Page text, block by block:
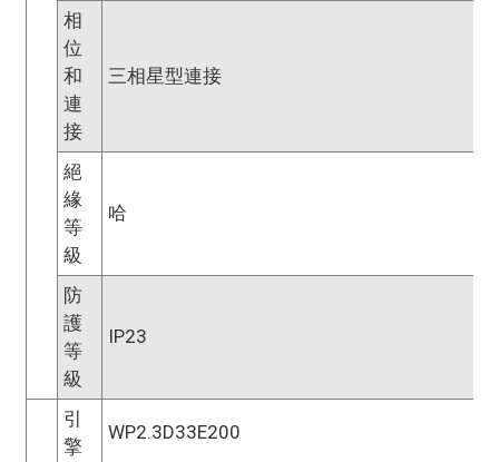
相
位
和
連
接
三相星型連接
絕
緣
等
級
哈
防
護
等
級
IP23
引
擎
WP2.3D33E200